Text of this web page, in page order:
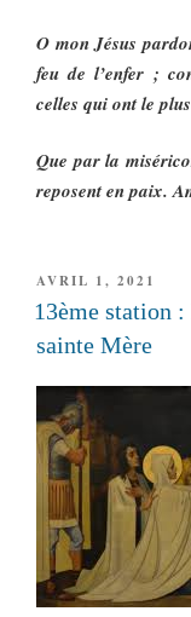
O mon Jésus
feu de l’enfer ;
celles qui ont le
Que par la
reposent en paix.
PUBLIÉ
LE
AVRIL 1, 2021
13ème station :
sainte Mère